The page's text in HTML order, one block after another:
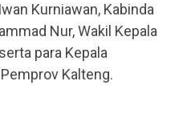
Kurniawan, Kabinda
Nur, Wakil Kepala
para Kepala
Kalteng.